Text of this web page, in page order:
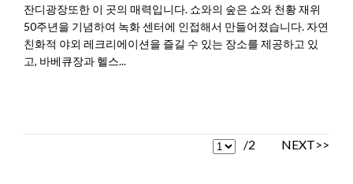
잔디광장또한 이 곳의 매력입니다. 쇼와의 숲은 쇼와 천황 재위
50주년을 기념하여 녹화 센터에 인접해서 만들어졌습니다. 자연
친화적 야외 레크리에이션을 즐길 수 있는 장소를 제공하고 있
고, 바베큐장과 헬스...
/2 NEXT>>